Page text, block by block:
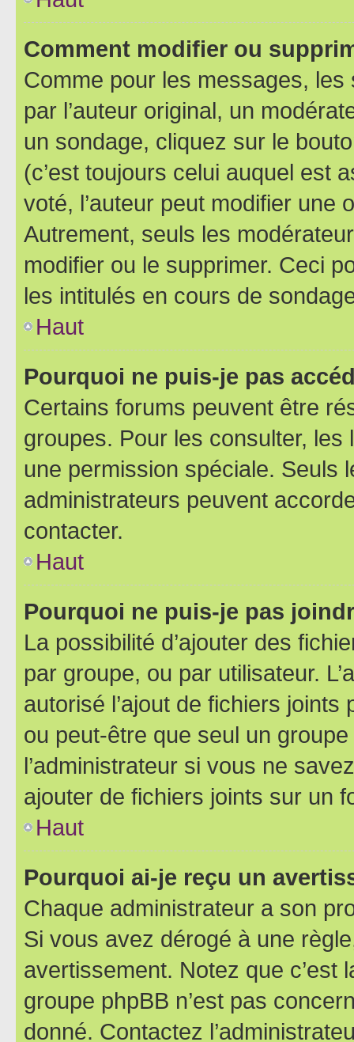
Comment modifier ou
Comme pour les messages,
par l’auteur original, un
un sondage, cliquez sur le
(c’est toujours celui auquel est
voté, l’auteur peut modifier une
Autrement, seuls les
modifier ou le supprimer. Ceci
les intitulés en cours de
Haut
Pourquoi ne puis-je pas
Certains forums peuvent être
groupes. Pour les consulter,
une permission spéciale. Seuls
administrateurs peuvent
contacter.
Haut
Pourquoi ne puis-je pas
La possibilité d’ajouter des
par groupe, ou par utilisateur.
autorisé l’ajout de fichiers
ou peut-être que seul un
l’administrateur si vous ne
ajouter de fichiers joints sur un
Haut
Pourquoi ai-je reçu un
Chaque administrateur a son
Si vous avez dérogé à une
avertissement. Notez que c’est
groupe phpBB n’est pas
donné. Contactez